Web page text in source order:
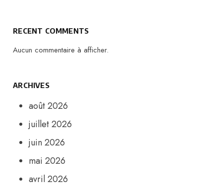
RECENT COMMENTS
Aucun commentaire à afficher.
ARCHIVES
août 2026
juillet 2026
juin 2026
mai 2026
avril 2026